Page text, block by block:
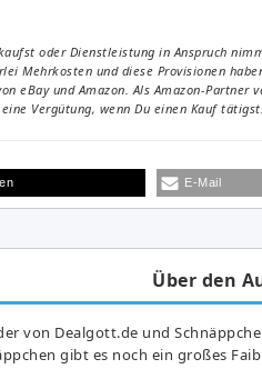
oder Dienstleistung in Anspruch
Mehrkosten und diese Provisionen
eBay und Amazon. Als Amazon-
Vergütung, wenn Du einen Kauf tätigst.
E-Mail
Über den
von Dealgott.de und
gibt es noch ein großes